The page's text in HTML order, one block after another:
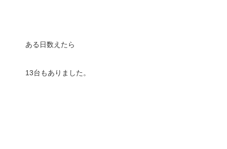
ある日数えたら
13台もありました。